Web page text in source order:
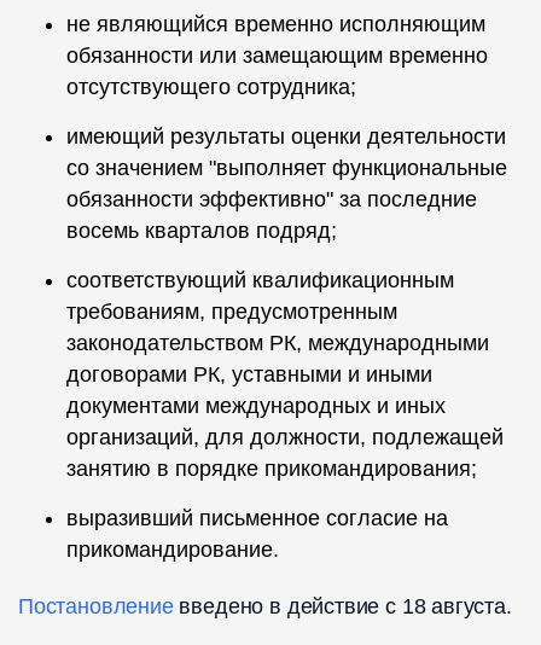
не являющийся временно исполняющим
обязанности или замещающим временно
отсутствующего сотрудника;
имеющий результаты оценки деятельности
со значением "выполняет функциональные
обязанности эффективно" за последние
восемь кварталов подряд;
соответствующий квалификационным
требованиям, предусмотренным
законодательством РК, международными
договорами РК, уставными и иными
документами международных и иных
организаций, для должности, подлежащей
занятию в порядке прикомандирования;
выразивший письменное согласие на
прикомандирование.
Постановлениевведено в действие с 18 августа.